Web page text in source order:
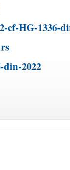
cf-HG-1336-
2022